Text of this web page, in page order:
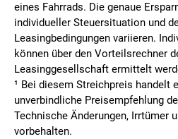
eines Fahrrads. Die genaue
individueller Steuersituation und
Leasingbedingungen variieren.
können über den Vorteilsrechner
Leasinggesellschaft ermittelt
¹ Bei diesem Streichpreis handelt
unverbindliche Preisempfehlung
Technische Änderungen, Irrtümer
vorbehalten.